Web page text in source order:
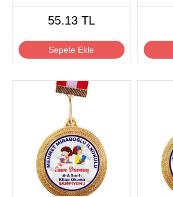
55.13 TL
Sepete Ekle